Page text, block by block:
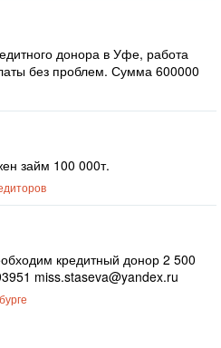
донора в Уфе, работа
без проблем. Сумма 600000
займ 100 000т.
кредитный донор 2 500
miss.staseva@yandex.ru